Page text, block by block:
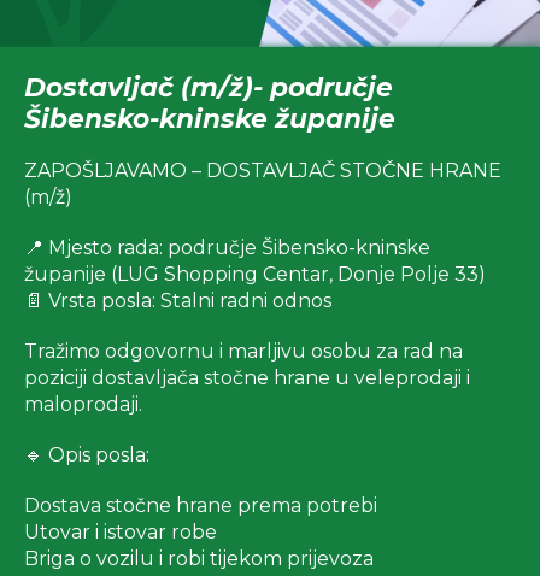
Dostavljač (m/ž)- područje
Šibensko-kninske županije
ZAPOŠLJAVAMO – DOSTAVLJAČ STOČNE HRANE
(m/ž)
📍 Mjesto rada: područje Šibensko-kninske
županije (LUG Shopping Centar, Donje Polje 33)
📄 Vrsta posla: Stalni radni odnos
Tražimo odgovornu i marljivu osobu za rad na
poziciji dostavljača stočne hrane u veleprodaji i
maloprodaji.
🔹 Opis posla:
Dostava stočne hrane prema potrebi
Utovar i istovar robe
Briga o vozilu i robi tijekom prijevoza